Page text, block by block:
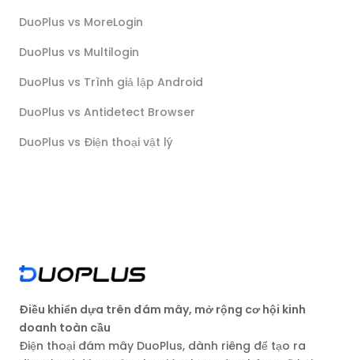
DuoPlus vs MoreLogin
DuoPlus vs Multilogin
DuoPlus vs Trình giả lập Android
DuoPlus vs Antidetect Browser
DuoPlus vs Điện thoại vật lý
Điều khiển dựa trên đám mây, mở rộng cơ hội kinh
doanh toàn cầu
Điện thoại đám mây DuoPlus, dành riêng để tạo ra